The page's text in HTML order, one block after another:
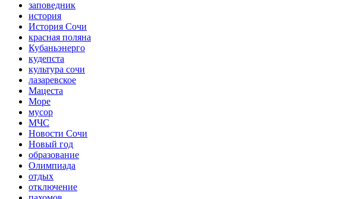
заповедник
история
История Сочи
красная поляна
Кубаньэнерго
кудепста
культура сочи
лазаревское
Мацеста
Море
мусор
МЧС
Новости Сочи
Новый год
образование
Олимпиада
отдых
отключение